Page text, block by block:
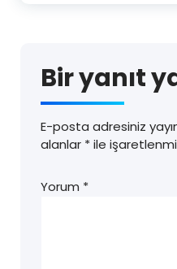
Bir yanıt
E-posta adresiniz
alanlar *ile
Yorum *